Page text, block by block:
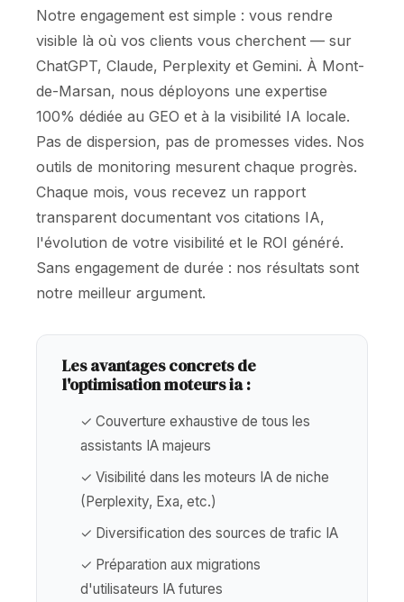
Notre engagement est simple : vous rendre
visible là où vos clients vous cherchent — sur
ChatGPT, Claude, Perplexity et Gemini. À Mont-
de-Marsan, nous déployons une expertise
100% dédiée au GEO et à la visibilité IA locale.
Pas de dispersion, pas de promesses vides. Nos
outils de monitoring mesurent chaque progrès.
Chaque mois, vous recevez un rapport
transparent documentant vos citations IA,
l'évolution de votre visibilité et le ROI généré.
Sans engagement de durée : nos résultats sont
notre meilleur argument.
Les avantages concrets de
l'optimisation moteurs ia :
✓ Couverture exhaustive de tous les
assistants IA majeurs
✓ Visibilité dans les moteurs IA de niche
(Perplexity, Exa, etc.)
✓ Diversification des sources de trafic IA
✓ Préparation aux migrations
d'utilisateurs IA futures